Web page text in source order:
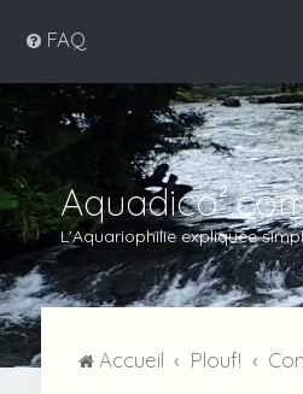
FAQ
L'Aquariophilie expliquée
Accueil Plouf!